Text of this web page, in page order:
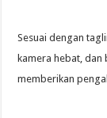
Sesuai dengan
kamera hebat, dan
memberikan